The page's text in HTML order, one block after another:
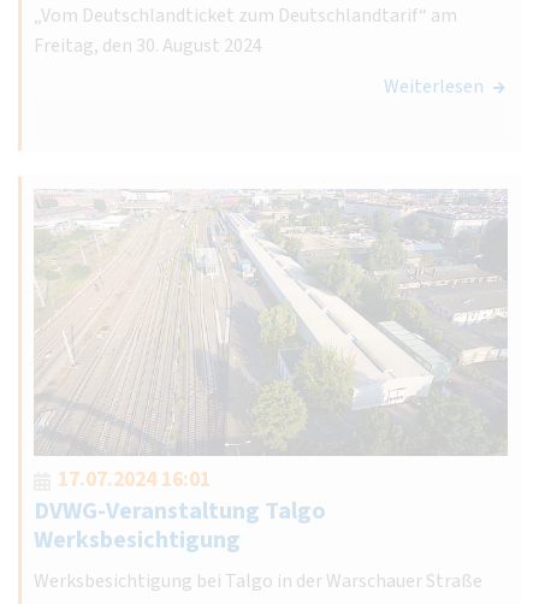
„Vom Deutschlandticket zum Deutschlandtarif“ am
Freitag, den 30. August 2024
Weiterlesen
17.07.2024 16:01
DVWG-Veranstaltung Talgo
Werksbesichtigung
Werksbesichtigung bei Talgo in der Warschauer Straße